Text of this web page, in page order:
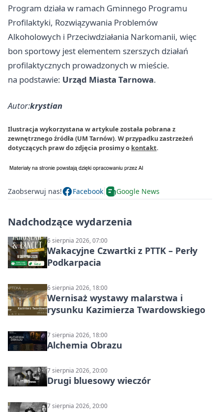
Program działa w ramach Gminnego Programu
Profilaktyki, Rozwiązywania Problemów
Alkoholowych i Przeciwdziałania Narkomanii, więc
bon sportowy jest elementem szerszych działań
profilaktycznych prowadzonych w mieście.
na podstawie: Urząd Miasta Tarnowa.
Autor:krystian
Ilustracja wykorzystana w artykule została pobrana z
zewnętrznego źródła (UM Tarnów). W przypadku zastrzeżeń
dotyczących praw do zdjęcia prosimy o kontakt.
Zaobserwuj nas! Facebook Google News
Nadchodzące wydarzenia
6 sierpnia 2026, 07:00
Wakacyjne Czwartki z PTTK – Perły
Podkarpacia
6 sierpnia 2026, 18:00
Wernisaż wystawy malarstwa i
rysunku Kazimierza Twardowskiego
7 sierpnia 2026, 18:00
Alchemia Obrazu
7 sierpnia 2026, 20:00
Drugi bluesowy wieczór
7 sierpnia 2026, 20:00